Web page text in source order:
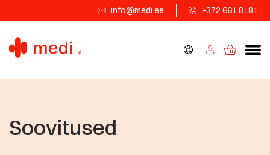
info@medi.ee +372 661 8181
Soovitused